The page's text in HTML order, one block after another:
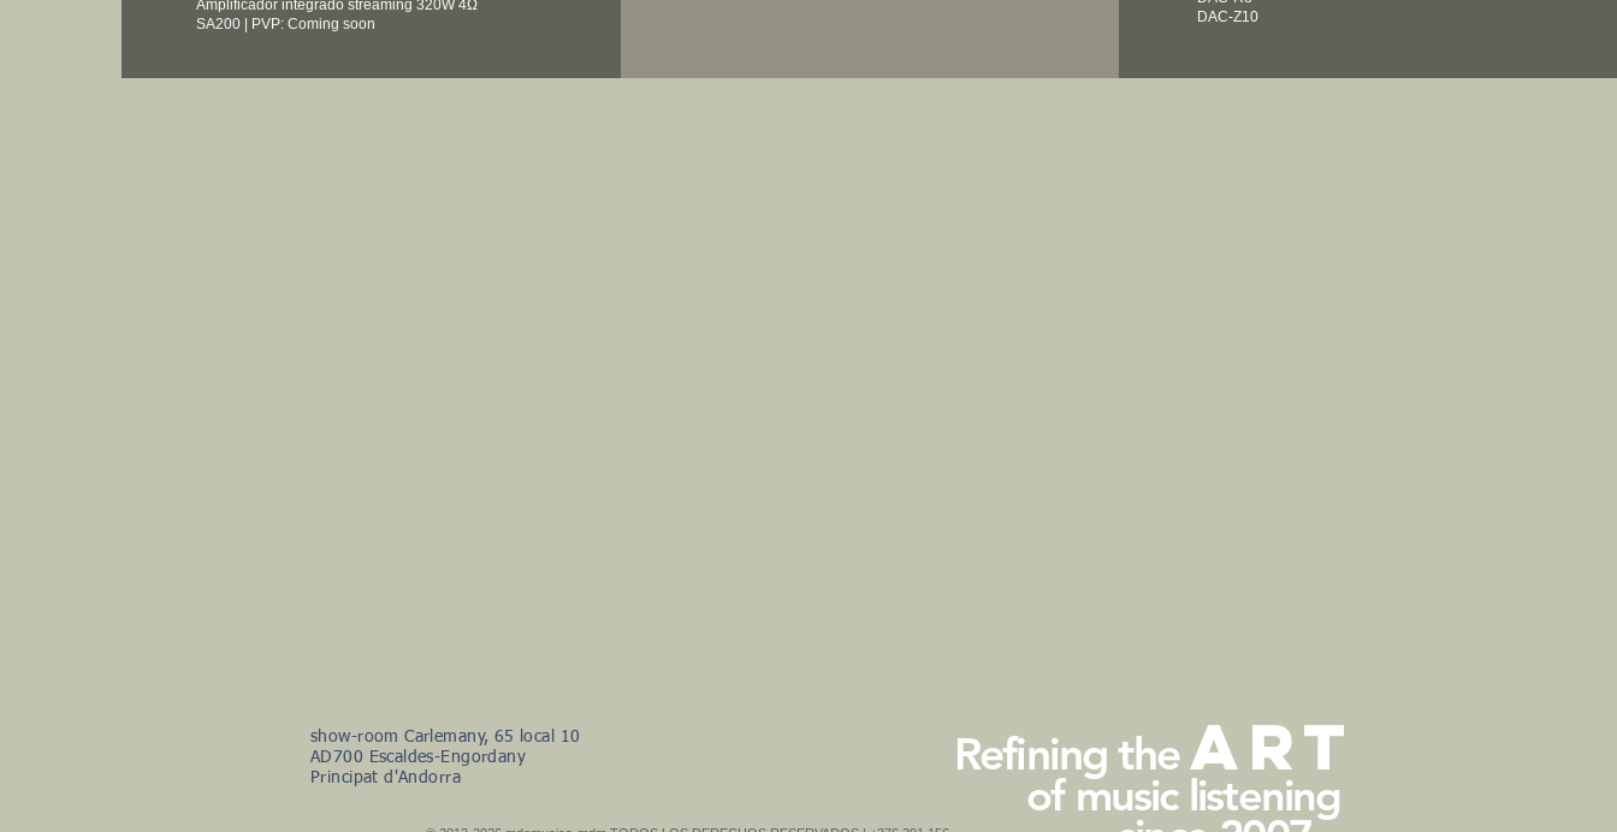
Amplificador integrado streaming 320W4Ω
SA200 | PVP: Coming soon
DAC-Z10
of music listening
Refining thearT
show-room Carlemany, 65 local 10
AD700 Escaldes-Engordany
Principat d'Andorra